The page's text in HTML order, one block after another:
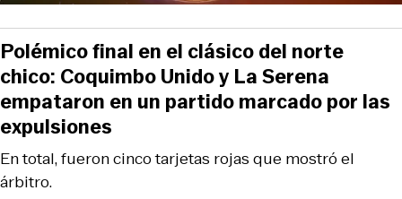
En total, fueron cinco tarjetas rojas que mostró el
árbitro.
Polémico final en el clásico del norte
chico: Coquimbo Unido y La Serena
empataron en un partido marcado por las
expulsiones